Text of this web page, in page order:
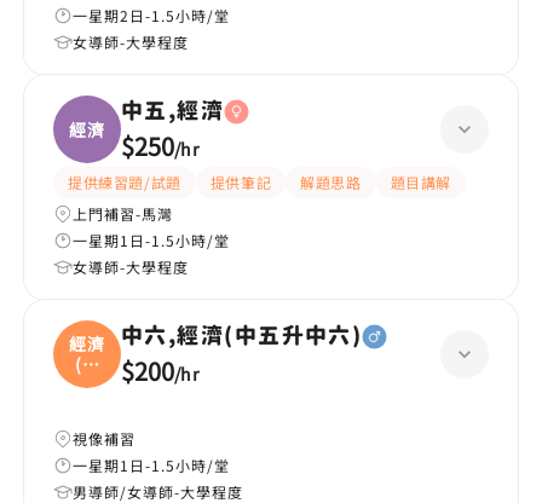
一星期2日-1.5小時/堂
女導師-大學程度
經濟
中五,經濟
$250/hr
提供練習題/試題 提供筆記 解題思路
題目講解
上門補習-馬灣
一星期1日-1.5小時/堂
女導師-大學程度
經濟
(中
五
中六,經濟(中五升中六)
$200/hr
視像補習
一星期1日-1.5小時/堂
男導師/女導師-大學程度